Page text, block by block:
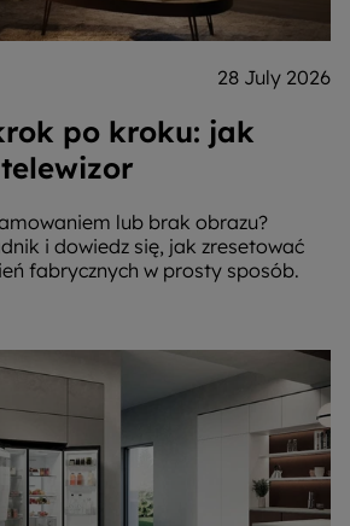
28 July 2026
po kroku: jak
lub brak obrazu?
i dowiedz się, jak zresetować
fabrycznych w prosty sposób.